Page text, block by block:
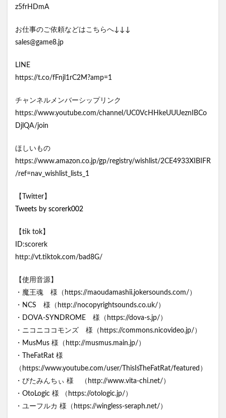
z5frHDmA
お仕事のご依頼などはこちらへ↓↓↓
sales@game8.jp
LINE
https://t.co/fFnjl1rC2M?amp=1
チャンネルメンバーシップリンク
https://www.youtube.com/channel/UC0VcHHkeUUUeznIBCo
DjlQA/join
ほしいもの
https://www.amazon.co.jp/gp/registry/wishlist/2CE4933XIBIFR
/ref=nav_wishlist_lists_1
【Twitter】
Tweets by scorerk002
【tik tok】
ID:scorerk
http://vt.tiktok.com/bad8G/
【使用音源】
・魔王魂 様（https://maoudamashii.jokersounds.com/）
・NCS 様（http://nocopyrightsounds.co.uk/）
・DOVA-SYNDROME 様（https://dova-s.jp/）
・ニコニココモンズ 様（https://commons.nicovideo.jp/）
・MusMus 様（http://musmus.main.jp/）
・TheFatRat 様
（https://www.youtube.com/user/ThisIsTheFatRat/featured）
・びたみんちぃ 様 （http://www.vita-chi.net/）
・OtoLogic 様 （https://otologic.jp/）
・ユーフルカ 様（https://wingless-seraph.net/）